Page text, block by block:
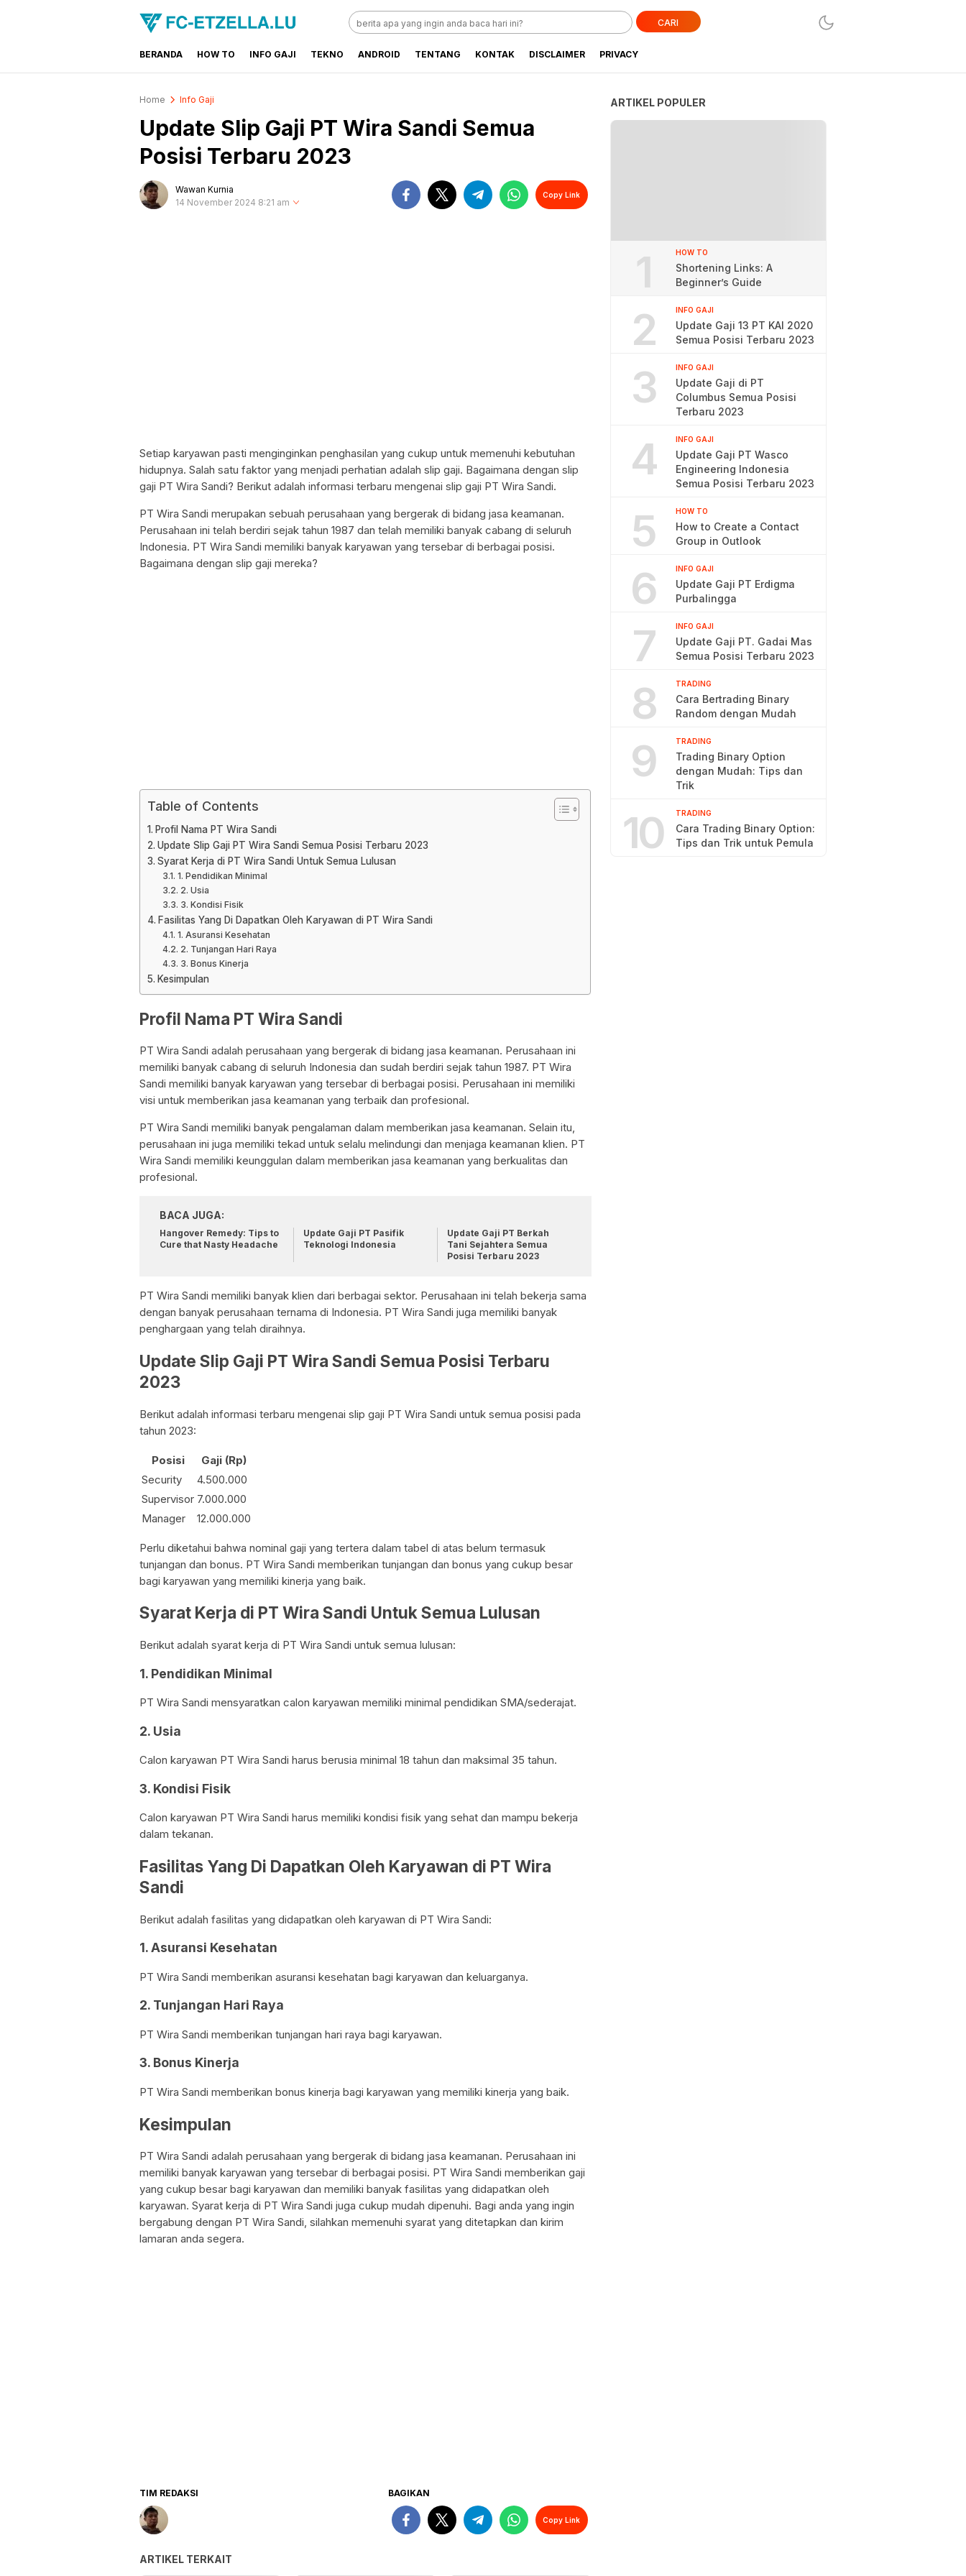
FC-ETZELLA.LU
Share & Learn The World
CARI
BERANDA HOW TO INFO GAJI TEKNO ANDROID TENTANG KONTAK DISCLAIMER PRIVACY
Home Info Gaji
Update Slip Gaji PT Wira Sandi Semua
Posisi Terbaru 2023
Wawan Kurnia
14 November 2024 8:21 am
Copy Link
Setiap karyawan pasti menginginkan penghasilan yang cukup untuk memenuhi kebutuhan
hidupnya. Salah satu faktor yang menjadi perhatian adalah slip gaji. Bagaimana dengan slip
gaji PT Wira Sandi? Berikut adalah informasi terbaru mengenai slip gaji PT Wira Sandi.
PT Wira Sandi merupakan sebuah perusahaan yang bergerak di bidang jasa keamanan.
Perusahaan ini telah berdiri sejak tahun 1987 dan telah memiliki banyak cabang di seluruh
Indonesia. PT Wira Sandi memiliki banyak karyawan yang tersebar di berbagai posisi.
Bagaimana dengan slip gaji mereka?
Table of Contents
Profil Nama PT Wira Sandi
Update Slip Gaji PT Wira Sandi Semua Posisi Terbaru 2023
Syarat Kerja di PT Wira Sandi Untuk Semua Lulusan
1. Pendidikan Minimal
2. Usia
3. Kondisi Fisik
Fasilitas Yang Di Dapatkan Oleh Karyawan di PT Wira Sandi
1. Asuransi Kesehatan
2. Tunjangan Hari Raya
3. Bonus Kinerja
Kesimpulan
Profil Nama PT Wira Sandi
PT Wira Sandi adalah perusahaan yang bergerak di bidang jasa keamanan. Perusahaan ini
memiliki banyak cabang di seluruh Indonesia dan sudah berdiri sejak tahun 1987. PT Wira
Sandi memiliki banyak karyawan yang tersebar di berbagai posisi. Perusahaan ini memiliki
visi untuk memberikan jasa keamanan yang terbaik dan profesional.
PT Wira Sandi memiliki banyak pengalaman dalam memberikan jasa keamanan. Selain itu,
perusahaan ini juga memiliki tekad untuk selalu melindungi dan menjaga keamanan klien. PT
Wira Sandi memiliki keunggulan dalam memberikan jasa keamanan yang berkualitas dan
profesional.
BACA JUGA:
Hangover Remedy: Tips to
Cure that Nasty Headache
Update Gaji PT Pasifik
Teknologi Indonesia
Update Gaji PT Berkah
Tani Sejahtera Semua
Posisi Terbaru 2023
PT Wira Sandi memiliki banyak klien dari berbagai sektor. Perusahaan ini telah bekerja sama
dengan banyak perusahaan ternama di Indonesia. PT Wira Sandi juga memiliki banyak
penghargaan yang telah diraihnya.
Update Slip Gaji PT Wira Sandi Semua Posisi Terbaru
2023
Berikut adalah informasi terbaru mengenai slip gaji PT Wira Sandi untuk semua posisi pada
tahun 2023:
Posisi
Gaji (Rp)
Security
4.500.000
Supervisor 7.000.000
Manager
12.000.000
Perlu diketahui bahwa nominal gaji yang tertera dalam tabel di atas belum termasuk
tunjangan dan bonus. PT Wira Sandi memberikan tunjangan dan bonus yang cukup besar
bagi karyawan yang memiliki kinerja yang baik.
Syarat Kerja di PT Wira Sandi Untuk Semua Lulusan
Berikut adalah syarat kerja di PT Wira Sandi untuk semua lulusan:
1. Pendidikan Minimal
PT Wira Sandi mensyaratkan calon karyawan memiliki minimal pendidikan SMA/sederajat.
2. Usia
Calon karyawan PT Wira Sandi harus berusia minimal 18 tahun dan maksimal 35 tahun.
3. Kondisi Fisik
Calon karyawan PT Wira Sandi harus memiliki kondisi fisik yang sehat dan mampu bekerja
dalam tekanan.
Fasilitas Yang Di Dapatkan Oleh Karyawan di PT Wira
Sandi
Berikut adalah fasilitas yang didapatkan oleh karyawan di PT Wira Sandi:
1. Asuransi Kesehatan
PT Wira Sandi memberikan asuransi kesehatan bagi karyawan dan keluarganya.
2. Tunjangan Hari Raya
PT Wira Sandi memberikan tunjangan hari raya bagi karyawan.
3. Bonus Kinerja
PT Wira Sandi memberikan bonus kinerja bagi karyawan yang memiliki kinerja yang baik.
Kesimpulan
PT Wira Sandi adalah perusahaan yang bergerak di bidang jasa keamanan. Perusahaan ini
memiliki banyak karyawan yang tersebar di berbagai posisi. PT Wira Sandi memberikan gaji
yang cukup besar bagi karyawan dan memiliki banyak fasilitas yang didapatkan oleh
karyawan. Syarat kerja di PT Wira Sandi juga cukup mudah dipenuhi. Bagi anda yang ingin
bergabung dengan PT Wira Sandi, silahkan memenuhi syarat yang ditetapkan dan kirim
lamaran anda segera.
TIM REDAKSI BAGIKAN
Copy Link
ARTIKEL TERKAIT
ARTIKEL POPULER
1 HOW TO
Shortening Links: A
Beginner’s Guide
2 INFO GAJI
Update Gaji 13 PT KAI 2020
Semua Posisi Terbaru 2023
3 INFO GAJI
Update Gaji di PT
Columbus Semua Posisi
Terbaru 2023
4 INFO GAJI
Update Gaji PT Wasco
Engineering Indonesia
Semua Posisi Terbaru 2023
5 HOW TO
How to Create a Contact
Group in Outlook
6 INFO GAJI
Update Gaji PT Erdigma
Purbalingga
7 INFO GAJI
Update Gaji PT. Gadai Mas
Semua Posisi Terbaru 2023
8 TRADING
Cara Bertrading Binary
Random dengan Mudah
9 TRADING
Trading Binary Option
dengan Mudah: Tips dan
Trik
10 TRADING
Cara Trading Binary Option:
Tips dan Trik untuk Pemula